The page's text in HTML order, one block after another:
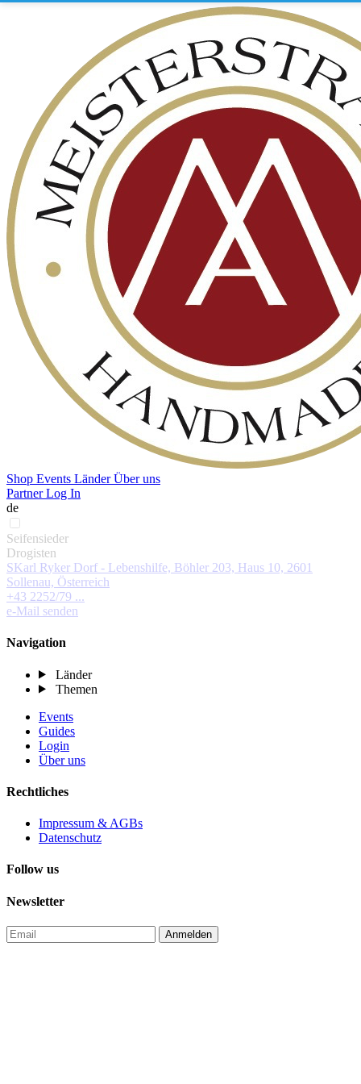
Shop Events LänderÜber uns
Partner Log In
de
Seifensieder
Drogisten
SKarl Ryker Dorf - Lebenshilfe, Böhler 203, Haus 10, 2601
Sollenau, Österreich
+43 2252/79 ...
e-Mail senden
Navigation
Länder
Themen
Events
Guides
Login
Über uns
Rechtliches
Impressum & AGBs
Datenschutz
Follow us
Newsletter
Anmelden